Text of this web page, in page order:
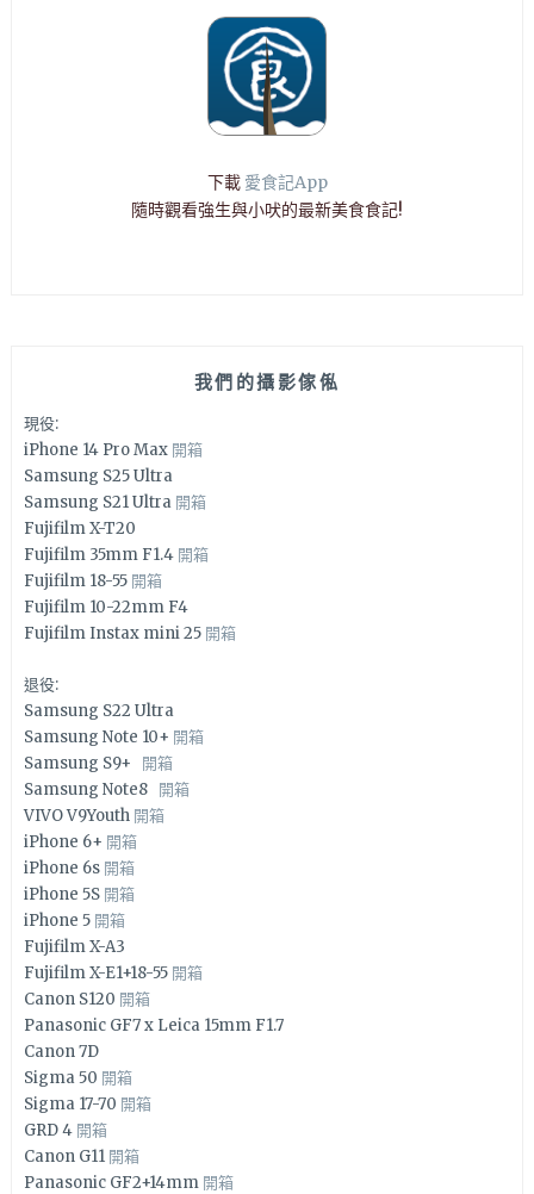
下載 愛食記App
隨時觀看強生與小吠的最新美食食記!
我們的攝影傢俬
現役:
iPhone 14 Pro Max 開箱
Samsung S25 Ultra
Samsung S21 Ultra 開箱
Fujifilm X-T20
Fujifilm 35mm F1.4 開箱
Fujifilm 18-55 開箱
Fujifilm 10-22mm F4
Fujifilm Instax mini 25 開箱
退役:
Samsung S22 Ultra
Samsung Note 10+ 開箱
Samsung S9+ 開箱
Samsung Note8 開箱
VIVO V9Youth 開箱
iPhone 6+ 開箱
iPhone 6s 開箱
iPhone 5S 開箱
iPhone 5 開箱
Fujifilm X-A3
Fujifilm X-E1+18-55 開箱
Canon S120 開箱
Panasonic GF7 x Leica 15mm F1.7
Canon 7D
Sigma 50 開箱
Sigma 17-70 開箱
GRD 4 開箱
Canon G11 開箱
Panasonic GF2+14mm 開箱